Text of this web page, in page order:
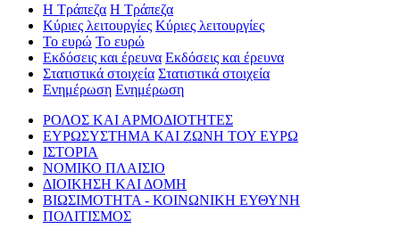
Η Τράπεζα Η Τράπεζα
Κύριες λειτουργίες Κύριες λειτουργίες
Το ευρώ Το ευρώ
Εκδόσεις και έρευνα Εκδόσεις και έρευνα
Στατιστικά στοιχεία Στατιστικά στοιχεία
Ενημέρωση Ενημέρωση
ΡΟΛΟΣ ΚΑΙ ΑΡΜΟΔΙΟΤΗΤΕΣ
ΕΥΡΩΣΥΣΤΗΜΑ ΚΑΙ ΖΩΝΗ ΤΟΥ ΕΥΡΩ
ΙΣΤΟΡΙΑ
ΝΟΜΙΚΟ ΠΛΑΙΣΙΟ
ΔΙΟΙΚΗΣΗ ΚΑΙ ΔΟΜΗ
ΒΙΩΣΙΜΟΤΗΤΑ - ΚΟΙΝΩΝΙΚΗ ΕΥΘΥΝΗ
ΠΟΛΙΤΙΣΜΟΣ